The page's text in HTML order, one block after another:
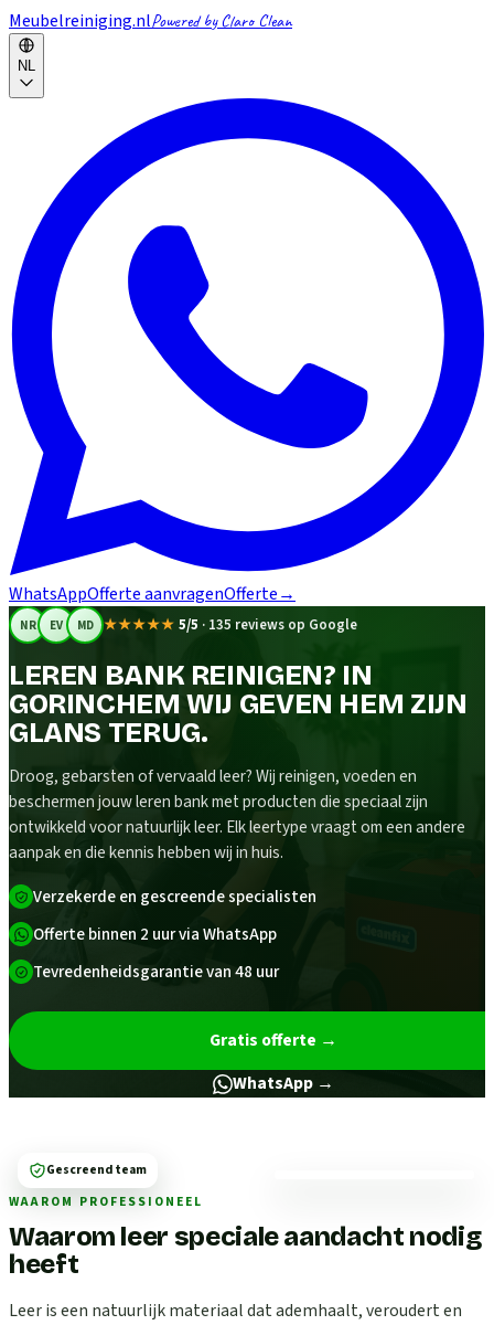
Meubelreiniging.nlPowered by Claro Clean
NL
WhatsAppOfferte aanvragenOfferte→
NR EV MD ★★★★★ 5/5 · 135 reviews op Google
LEREN BANK REINIGEN? IN
GORINCHEM WIJ GEVEN HEM ZIJN
GLANS TERUG.
Droog, gebarsten of vervaald leer? Wij reinigen, voeden en
beschermen jouw leren bank met producten die speciaal zijn
ontwikkeld voor natuurlijk leer. Elk leertype vraagt om een andere
aanpak en die kennis hebben wij in huis.
Verzekerde en gescreende specialisten
Offerte binnen 2 uur via WhatsApp
Tevredenheidsgarantie van 48 uur
Gratis offerte →
WhatsApp →
WAAROM PROFESSIONEEL
Waarom leer speciale aandacht nodig
heeft
Leer is een natuurlijk materiaal dat ademhaalt, veroudert en
Gescreend team